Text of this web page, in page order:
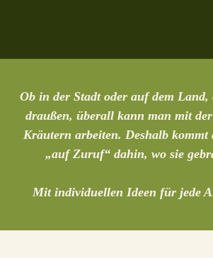
Ob in der Stadt oder auf dem
draußen, überall kann man mit
Kräutern arbeiten. Deshalb kommt
„auf Zuruf“ dahin, wo sie
Mit individuellen Ideen für jede